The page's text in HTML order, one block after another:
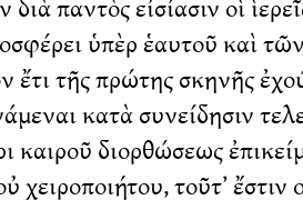
παντὸς εἰσίασιν οἱ
ὑπὲρ ἑαυτοῦ καὶ
τῆς πρώτης σκηνῆς
κατὰ συνείδησιν
καιροῦ διορθώσεως
τοῦτ’ ἔστιν